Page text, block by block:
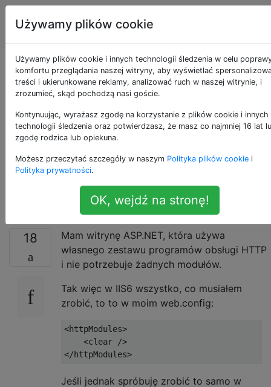
Administratorzy
serwerów
IIS7 - Błąd blokady
naruszenia,
procedury obsługi
HTTP, moduły i
element <clear />
18
Mam witrynę ASP.NET, która używa
własnego zestawu programów obsługi HTTP
i nie potrzebuje żadnych modułów.
Tak więc w IIS6 wszystko, co musiałem
zrobić, to to w moim web.config:
<httpModules>
    <clear />
Jeśli jednak spróbuję zrobić to samo w
Używamy plików cookie
Używamy plików cookie i innych technologii śledzenia w celu
komfortu przeglądania naszej witryny, aby wyświetlać
treści i ukierunkowane reklamy, analizować ruch w naszej witrynie, i
zrozumieć, skąd pochodzą nasi goście.
Kontynuując, wyrażasz zgodę na korzystanie z plików cookie i innych
technologii śledzenia oraz potwierdzasz, że masz co najmniej 16 lat
zgodę rodzica lub opiekuna.
Możesz przeczytać szczegóły w naszym Polityka plików cookie i
Polityka prywatności.
OK, wejdź na stronę!